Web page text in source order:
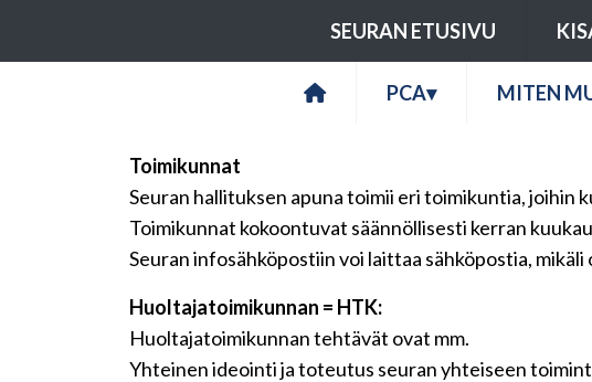
SEURAN ETUSIVU
PCA▾ MITEN
Toimikunnat
Seuran hallituksen apuna toimii eri toimikuntia, joihin
Toimikunnat kokoontuvat säännöllisesti kerran
Seuran infosähköpostiin voi laittaa sähköpostia,
Huoltajatoimikunnan = HTK:
Huoltajatoimikunnan tehtävät ovat mm.
Yhteinen ideointi ja toteutus seuran yhteiseen